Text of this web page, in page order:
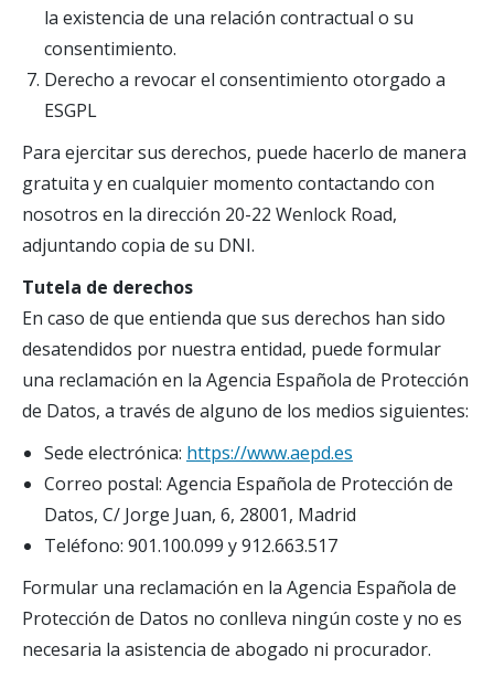
la existencia de una relación contractual o su
consentimiento.
Derecho a revocar el consentimiento otorgado a
ESGPL
Para ejercitar sus derechos, puede hacerlo de manera
gratuita y en cualquier momento contactando con
nosotros en la dirección 20-22 Wenlock Road,
adjuntando copia de su DNI.
Tutela de derechos
En caso de que entienda que sus derechos han sido
desatendidos por nuestra entidad, puede formular
una reclamación en la Agencia Española de Protección
de Datos, a través de alguno de los medios siguientes:
Sede electrónica: https://www.aepd.es
Correo postal: Agencia Española de Protección de
Datos, C/ Jorge Juan, 6, 28001, Madrid
Teléfono: 901.100.099 y 912.663.517
Formular una reclamación en la Agencia Española de
Protección de Datos no conlleva ningún coste y no es
necesaria la asistencia de abogado ni procurador.